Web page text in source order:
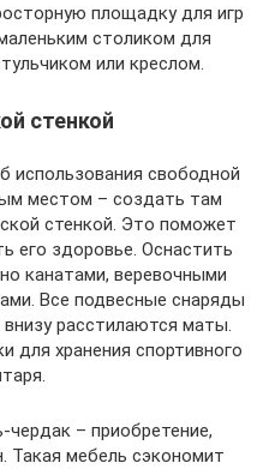
площадку для игр
столиком для
или креслом.
стенкой
использования свободной
местом – создать там
стенкой. Это поможет
его здоровье. Оснастить
канатами, веревочными
Все подвесные снаряды
расстилаются маты.
для хранения спортивного
чердак – приобретение,
Такая мебель сэкономит